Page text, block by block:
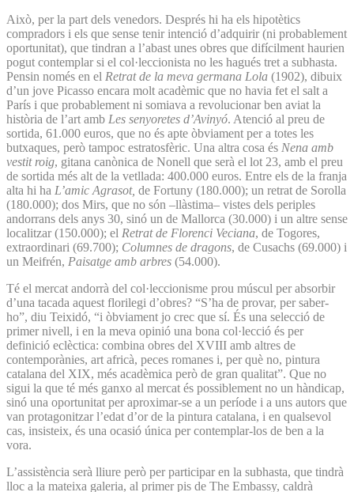
Això, per la part dels venedors. Després hi ha els hipotètics
compradors i els que sense tenir intenció d’adquirir (ni probablement
oportunitat), que tindran a l’abast unes obres que difícilment haurien
pogut contemplar si el col·leccionista no les hagués tret a subhasta.
Pensin només en el Retrat de la meva germana Lola (1902), dibuix
d’un jove Picasso encara molt acadèmic que no havia fet el salt a
París i que probablement ni somiava a revolucionar ben aviat la
història de l’art amb Les senyoretes d’Avinyó. Atenció al preu de
sortida, 61.000 euros, que no és apte òbviament per a totes les
butxaques, però tampoc estratosfèric. Una altra cosa és Nena amb
vestit roig, gitana canònica de Nonell que serà el lot 23, amb el preu
de sortida més alt de la vetllada: 400.000 euros. Entre els de la franja
alta hi ha L’amic Agrasot, de Fortuny (180.000); un retrat de Sorolla
(180.000); dos Mirs, que no són –llàstima– vistes dels periples
andorrans dels anys 30, sinó un de Mallorca (30.000) i un altre sense
localitzar (150.000); el Retrat de Florenci Veciana, de Togores,
extraordinari (69.700); Columnes de dragons, de Cusachs (69.000) i
un Meifrén, Paisatge amb arbres (54.000).
Té el mercat andorrà del col·leccionisme prou múscul per absorbir
d’una tacada aquest florilegi d’obres? “S’ha de provar, per saber-
ho”, diu Teixidó, “i òbviament jo crec que sí. És una selecció de
primer nivell, i en la meva opinió una bona col·lecció és per
definició eclèctica: combina obres del XVIII amb altres de
contemporànies, art africà, peces romanes i, per què no, pintura
catalana del XIX, més acadèmica però de gran qualitat”. Que no
sigui la que té més ganxo al mercat és possiblement no un hàndicap,
sinó una oportunitat per aproximar-se a un període i a uns autors que
van protagonitzar l’edat d’or de la pintura catalana, i en qualsevol
cas, insisteix, és una ocasió única per contemplar-los de ben a la
vora.
L’assistència serà lliure però per participar en la subhasta, que tindrà
lloc a la mateixa galeria, al primer pis de The Embassy, caldrà